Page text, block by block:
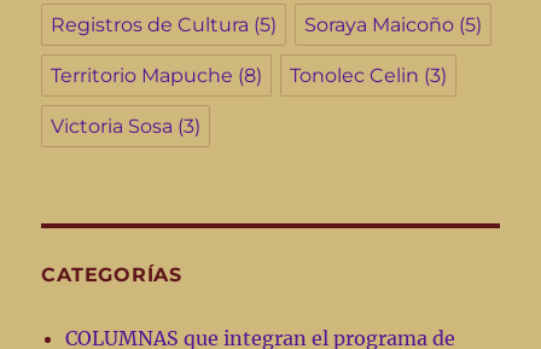
Registros de Cultura (5) Soraya Maicoño (5)
Territorio Mapuche (8) Tonolec Celin (3)
Victoria Sosa (3)
CATEGORÍAS
COLUMNAS que integran el programa de